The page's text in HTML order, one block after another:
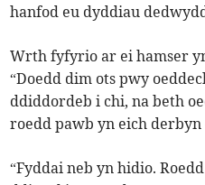
hanfod eu dyddiau
Wrth fyfyrio ar ei hamser
“Doedd dim ots pwy
ddiddordeb i chi, na beth
roedd pawb yn eich derbyn
“Fyddai neb yn hidio.